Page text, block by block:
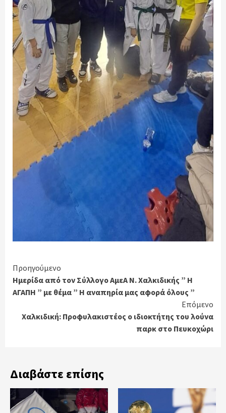
Continue
Reading
Προηγούμενο
Ημερίδα από τον Σύλλογο ΑμεΑ Ν. Χαλκιδικής ” Η
ΑΓΑΠΗ ” με θέμα ” Η αναπηρία μας αφορά όλους ”
Επόμενο
Χαλκιδική: Προφυλακιστέος ο ιδιοκτήτης του λούνα
παρκ στο Πευκοχώρι
Διαβάστε επίσης